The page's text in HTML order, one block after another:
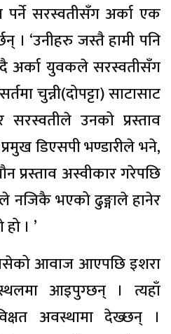
सरस्वतीसँग अर्का एक
। ‘उनीहरु जस्तै हामी पनि
अर्का युवकले सरस्वतीसँग
चुन्नी(दोपट्टा) साटासाट
उनको प्रस्ताव
प्रमुख डिएसपी भण्डारीले भने,
प्रस्ताव अस्वीकार गरेपछि
भएको ढुङ्गाले हानेर
। ’
खसेको आवाज आएपछि इशरा
आइपुग्छन् । त्यहाँ
अवस्थामा देख्छन् ।